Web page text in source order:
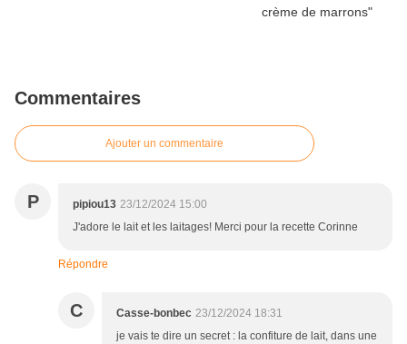
Commentaires
Ajouter un commentaire
P pipiou13 23/12/2024 15:00
J'adore le lait et les laitages! Merci pour la recette Corinne
Répondre
C Casse-bonbec 23/12/2024 18:31
je vais te dire un secret : la confiture de lait, dans une